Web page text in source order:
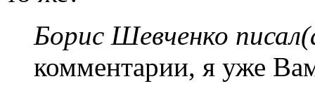
Борис Шевченко
комментарии, я уже